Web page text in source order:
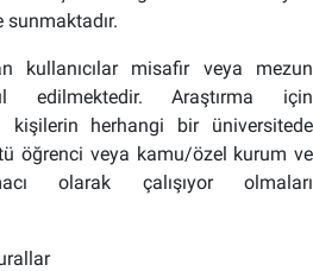
sunmaktadır.
kullanıcılar misafir veya mezun
edilmektedir. Araştırma için
kişilerin herhangi bir üniversitede
öğrenci veya kamu/özel kurum ve
olarak çalışıyor olmaları